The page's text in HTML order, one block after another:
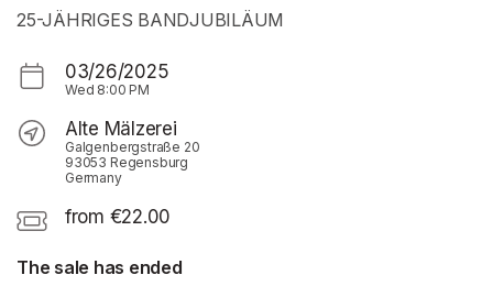
25-JÄHRIGES BANDJUBILÄUM
03/26/2025
Wed 8:00 PM
Alte Mälzerei
Galgenbergstraße 20
93053 Regensburg
Germany
from €22.00
The sale has ended